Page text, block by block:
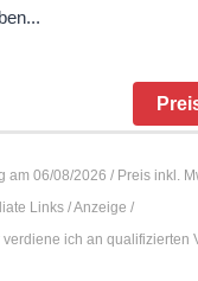
am 06/08/2026 / Preis inkl.
Links / Anzeige /
ich an qualifizierten